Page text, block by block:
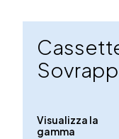
Visualizza la
gamma